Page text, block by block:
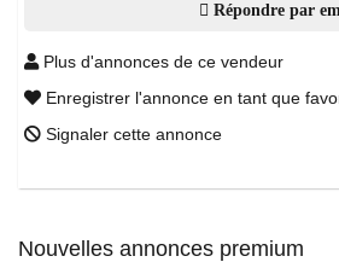
Répondre par
Plus d'annonces de ce vendeur
Enregistrer l'annonce en tant que
Signaler cette annonce
Nouvelles annonces premium